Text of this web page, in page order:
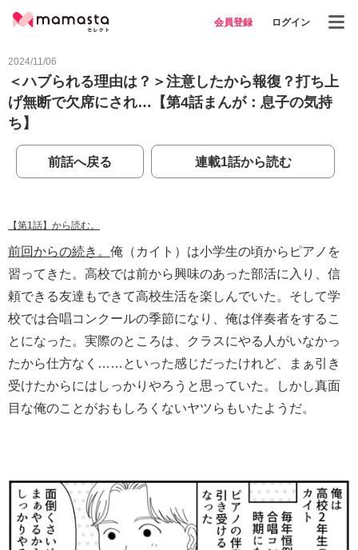
会員登録 ログイン
2024/11/06
＜ハブられる理由は？＞注意したから報復？打ち上
げ無断で欠席にされ…【第4話まんが：息子の気持
ち】
前話へ戻る 連載1話から読む
【第1話】から読む。
前回からの続き。 俺（カイト）は小学生の頃からピアノを
習ってきた。高校では前から興味のあった部活に入り、信
頼できる友達もできて高校生活を楽しんでいた。そして学
校では合唱コンクールの季節になり、俺は伴奏者をするこ
とになった。実際のところは、クラスにやる人がいなかっ
たから仕方なく……といった感じだったけれど、まぁ引き
受けたからにはしっかりやろうと思っていた。しかし真面
目な俺のことがおもしろくないヤツらもいたようだ。